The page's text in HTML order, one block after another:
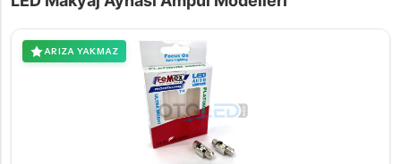
ARIZA YAKMAZ